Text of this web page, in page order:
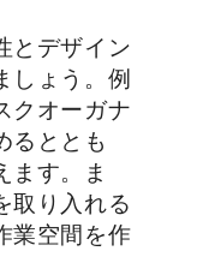
とデザイン
しょう。例
クオーガナ
るととも
ます。ま
取り入れる
業空間を作